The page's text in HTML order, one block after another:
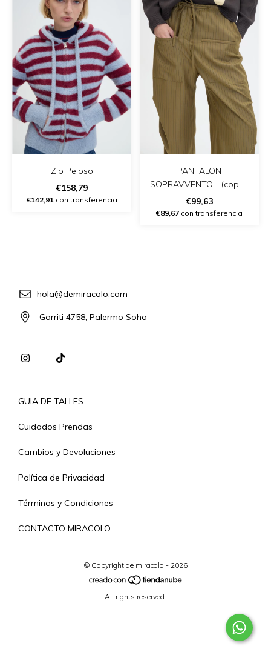
Zip Peloso
€158,79
€142,91 con transferencia
PANTALON
SOPRAVVENTO - (copia)
- (copia)
€99,63
€89,67 con transferencia
hola@demiracolo.com
Gorriti 4758, Palermo Soho
GUIA DE TALLES
Cuidados Prendas
Cambios y Devoluciones
Política de Privacidad
Términos y Condiciones
CONTACTO MIRACOLO
© Copyright de miracolo - 2026
All rights reserved.